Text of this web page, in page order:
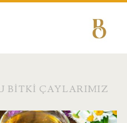
BITKI ÇAYLARIMIZ